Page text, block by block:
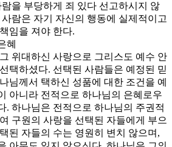
을 부당하게 죄 있다 선고하시지 않
람은 자기 자신의 행동에 실제적이고
임을 져야 한다.
혜
위대하신 사랑으로 그리스도 예수 안
택하셨다. 선택된 사람들은 예정된 믿
님께서 택하신 성품에 대한 조건을 예
아니라 전적으로 하나님의 은혜로우
. 하나님은 전적으로 하나님의 주권적
구원의 사랑을 선택된 자들에게 부으
된 자들의 수는 영원히 변치 않으며,